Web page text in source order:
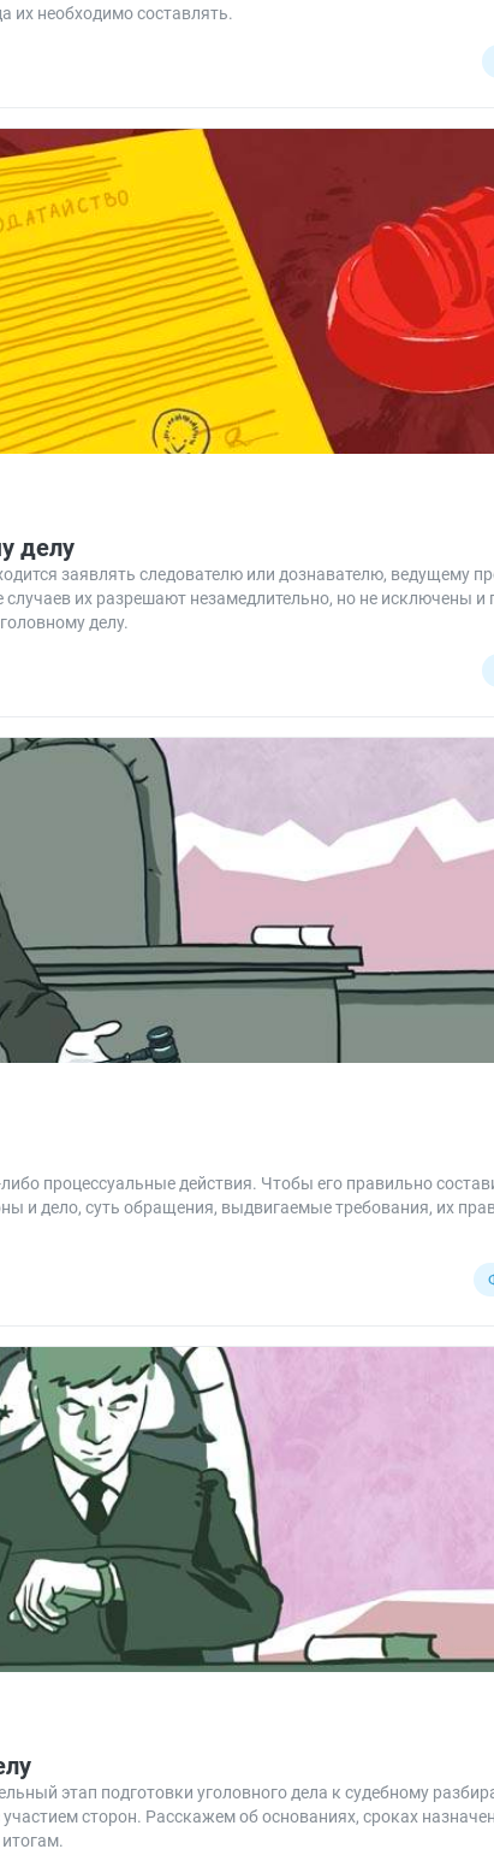
их необходимо составлять.
делу
заявлять следователю или дознавателю, ведущему
их разрешают незамедлительно, но не исключены и
делу.
процессуальные действия. Чтобы его правильно
и дело, суть обращения, выдвигаемые требования, их
этап подготовки уголовного дела к судебному
сторон. Расскажем об основаниях, сроках